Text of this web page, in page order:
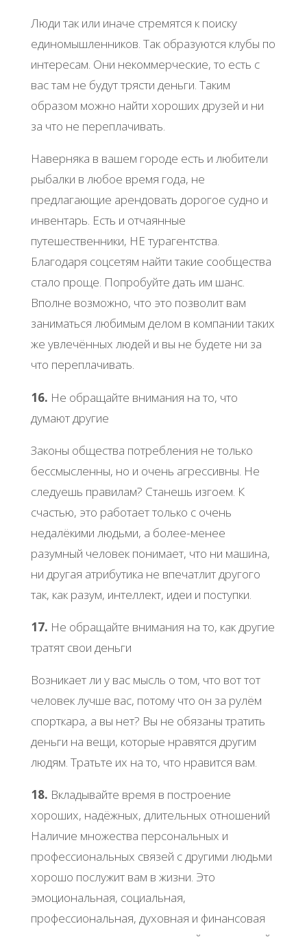
Люди так или иначе стремятся к поиску
единомышленников. Так образуются клубы по
интересам. Они некоммерческие, то есть с
вас там не будут трясти деньги. Таким
образом можно найти хороших друзей и ни
за что не переплачивать.
Наверняка в вашем городе есть и любители
рыбалки в любое время года, не
предлагающие арендовать дорогое судно и
инвентарь. Есть и отчаянные
путешественники, НЕ турагентства.
Благодаря соцсетям найти такие сообщества
стало проще. Попробуйте дать им шанс.
Вполне возможно, что это позволит вам
заниматься любимым делом в компании таких
же увлечённых людей и вы не будете ни за
что переплачивать.
16. Не обращайте внимания на то, что
думают другие
Законы общества потребления не только
бессмысленны, но и очень агрессивны. Не
следуешь правилам? Станешь изгоем. К
счастью, это работает только с очень
недалёкими людьми, а более-менее
разумный человек понимает, что ни машина,
ни другая атрибутика не впечатлит другого
так, как разум, интеллект, идеи и поступки.
17. Не обращайте внимания на то, как другие
тратят свои деньги
Возникает ли у вас мысль о том, что вот тот
человек лучше вас, потому что он за рулём
спорткара, а вы нет? Вы не обязаны тратить
деньги на вещи, которые нравятся другим
людям. Тратьте их на то, что нравится вам.
18. Вкладывайте время в построение
хороших, надёжных, длительных отношений
Наличие множества персональных и
профессиональных связей с другими людьми
хорошо послужит вам в жизни. Это
эмоциональная, социальная,
профессиональная, духовная и финансовая